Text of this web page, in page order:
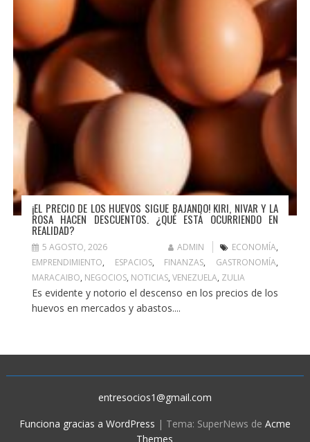
¡EL PRECIO DE LOS HUEVOS SIGUE BAJANDO! KIRI, NIVAR Y LA
ROSA HACEN DESCUENTOS. ¿QUÉ ESTÁ OCURRIENDO EN
REALIDAD?
5 AGOSTO, 2026 ADMIN ECONOMÍA,
EMPRENDIMIENTO, ESPACIOS, FINANZAS, GASTRONOMÍA,
MARACAIBO, NEGOCIOS, NOTICIAS, VENEZUELA, ZULIA
Es evidente y notorio el descenso en los precios de los
huevos en mercados y abastos....
entresocios1@gmail.com
Funciona gracias a WordPress | Tema: SuperNews de Acme
Themes